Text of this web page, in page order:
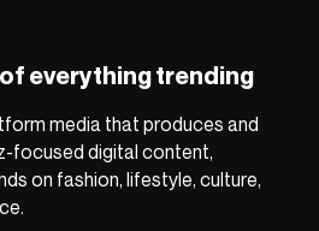
everything trending
media that produces and
focused digital content,
on fashion, lifestyle, culture,